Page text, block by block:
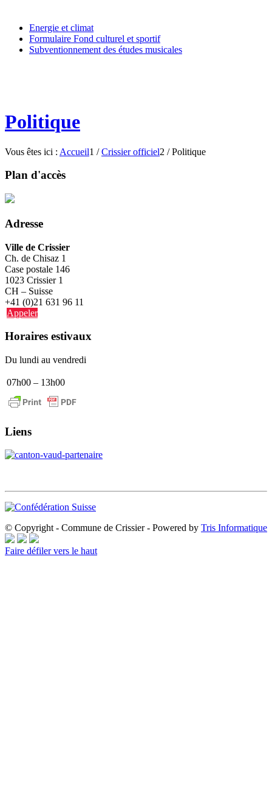
Energie et climat
Formulaire Fond culturel et sportif
Subventionnement des études musicales
Politique
Vous êtes ici : Accueil1 / Crissier officiel2 / Politique
Plan d'accès
Adresse
Ville de Crissier
Ch. de Chisaz 1
Case postale 146
1023 Crissier 1
CH – Suisse
+41 (0)21 631 96 11
Appeler
Horaires estivaux
Du lundi au vendredi
07h00 – 13h00
Liens
© Copyright - Commune de Crissier - Powered by Tris Informatique
Faire défiler vers le haut